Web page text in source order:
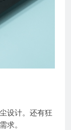
设计。还有狂
求。